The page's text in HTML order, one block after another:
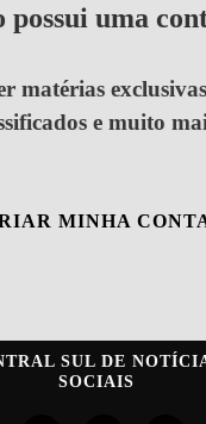
possui uma
matérias
e muito
MINHA
SUL DE
SOCIAIS